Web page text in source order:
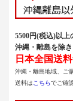
5500円(税込)以上
沖縄・離島を除き
日本全国送
沖縄・離島地域、ご
送料は こちらでご確